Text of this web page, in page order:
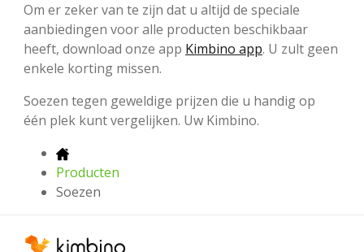
Om er zeker van te zijn dat u altijd de speciale
aanbiedingen voor alle producten beschikbaar
heeft, download onze app Kimbino app. U zult geen
enkele korting missen.
Soezen tegen geweldige prijzen die u handig op
één plek kunt vergelijken. Uw Kimbino.
Producten
Soezen